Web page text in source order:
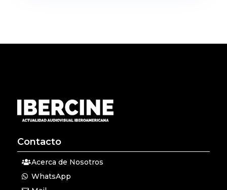
Contacto
Acerca de Nosotros
WhatsApp